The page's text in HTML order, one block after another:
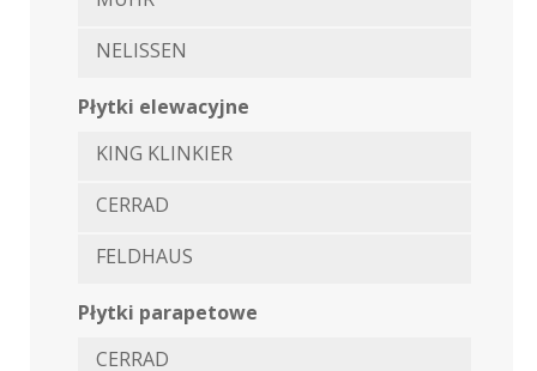
NELISSEN
Płytki elewacyjne
KING KLINKIER
CERRAD
FELDHAUS
Płytki parapetowe
CERRAD